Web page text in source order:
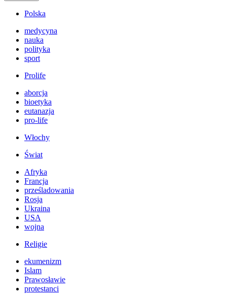
Polska
medycyna
nauka
polityka
sport
Prolife
aborcja
bioetyka
eutanazja
pro-life
Włochy
Świat
Afryka
Francja
prześladowania
Rosja
Ukraina
USA
wojna
Religie
ekumenizm
Islam
Prawosławie
protestanci